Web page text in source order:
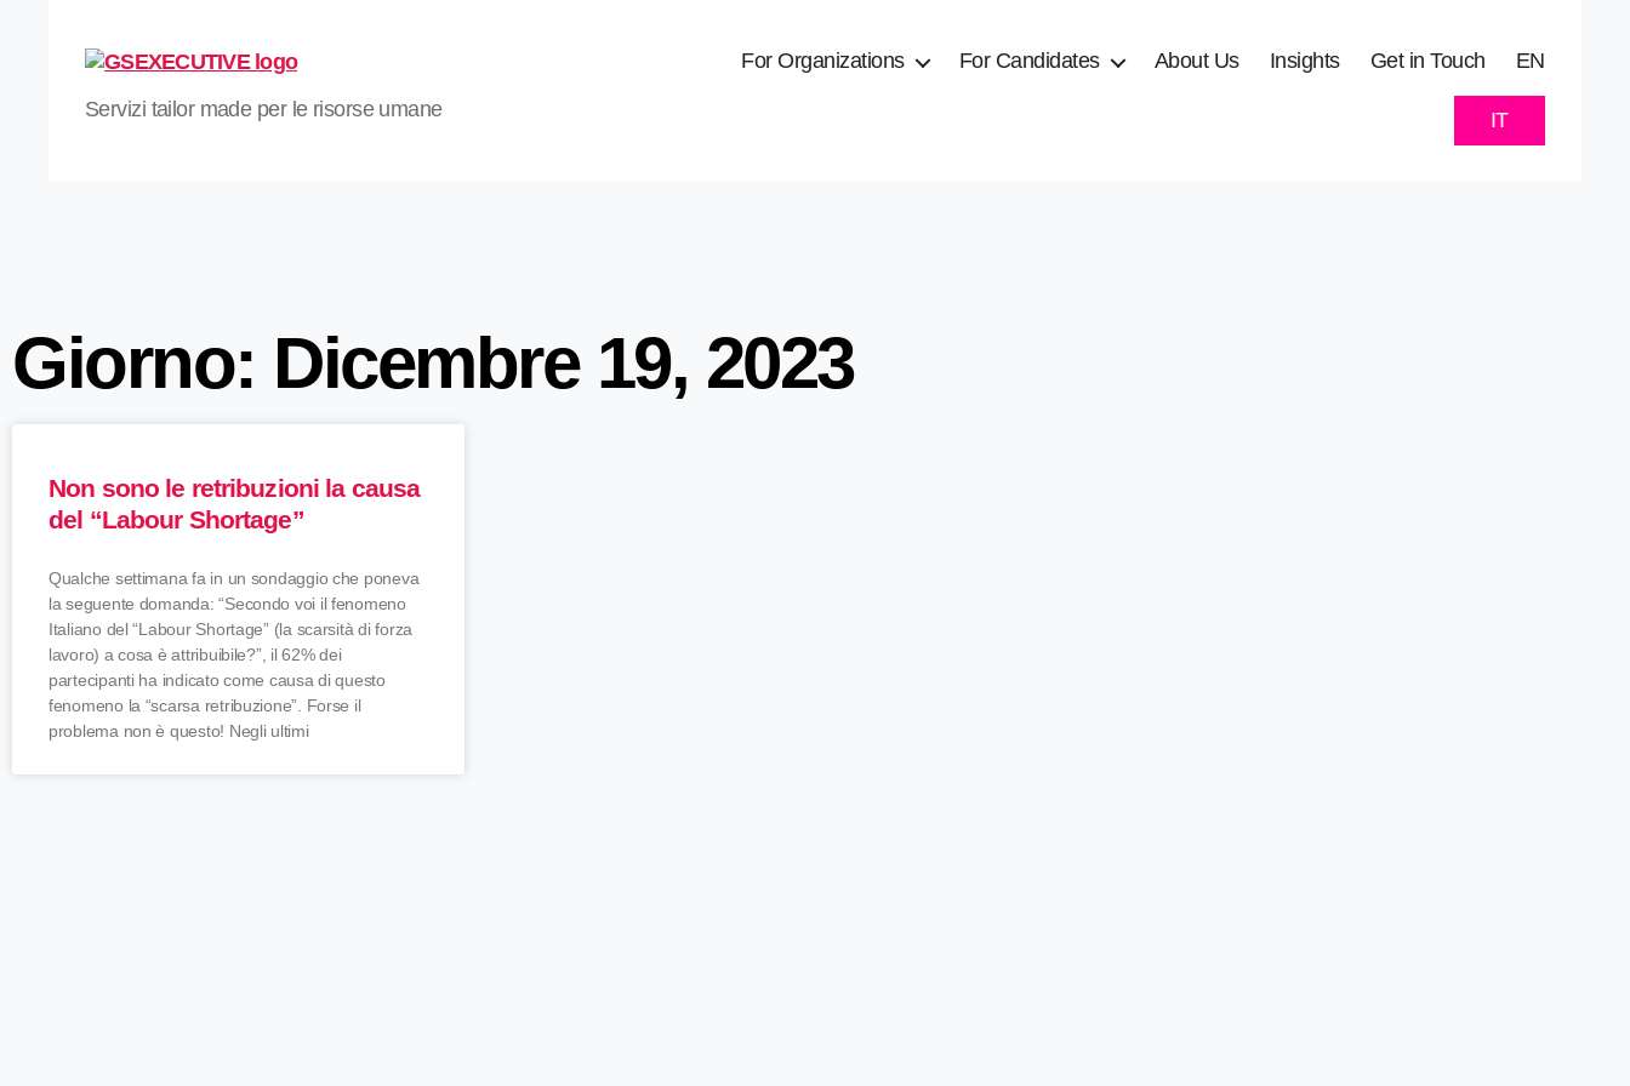
Servizi tailor made per le risorse umane
For Organizations For Candidates About Us Insights Get in Touch EN
IT
Giorno: Dicembre 19, 2023
Non sono le retribuzioni la causa
del “Labour Shortage”
Qualche settimana fa in un sondaggio che poneva
la seguente domanda: “Secondo voi il fenomeno
Italiano del “Labour Shortage” (la scarsità di forza
lavoro) a cosa è attribuibile?”, il 62% dei
partecipanti ha indicato come causa di questo
fenomeno la “scarsa retribuzione”. Forse il
problema non è questo! Negli ultimi